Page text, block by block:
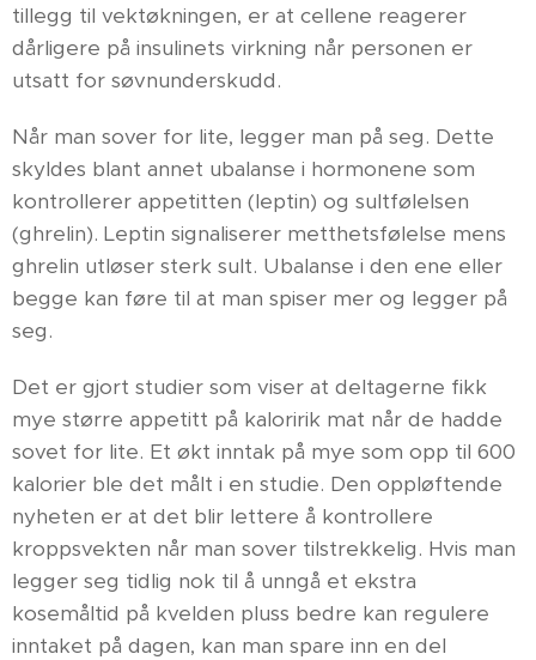
tillegg til vektøkningen, er at cellene reagerer
dårligere på insulinets virkning når personen er
utsatt for søvnunderskudd.
Når man sover for lite, legger man på seg. Dette
skyldes blant annet ubalanse i hormonene som
kontrollerer appetitten (leptin) og sultfølelsen
(ghrelin). Leptin signaliserer metthetsfølelse mens
ghrelin utløser sterk sult. Ubalanse i den ene eller
begge kan føre til at man spiser mer og legger på
seg.
Det er gjort studier som viser at deltagerne fikk
mye større appetitt på kaloririk mat når de hadde
sovet for lite. Et økt inntak på mye som opp til 600
kalorier ble det målt i en studie. Den oppløftende
nyheten er at det blir lettere å kontrollere
kroppsvekten når man sover tilstrekkelig. Hvis man
legger seg tidlig nok til å unngå et ekstra
kosemåltid på kvelden pluss bedre kan regulere
inntaket på dagen, kan man spare inn en del